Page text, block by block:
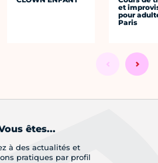
et
pour
Paris
êtes...
à des actualités et
pratiques par profil